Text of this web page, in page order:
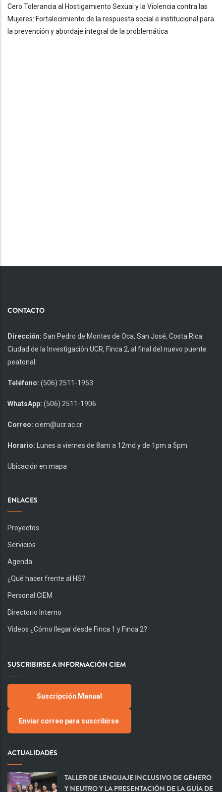
Cero Tolerancia al Hostigamiento Sexual y la Violencia contra las
Mujeres: Fortalecimiento de la respuesta social e institucional para
la prevención y abordaje integral de la problemática
CONTACTO
Dirección: San Pedro de Montes de Oca, San José, Costa Rica.
Ciudad de la Investigación UCR, Finca 2, al final del nuevo puente
peatonal.
Teléfono: (506) 2511-1953
WhatsApp: (506) 2511-1906
Correo: ciem@ucr.ac.cr
Horario: Lunes a viernes de 8am a 12md y de 1pm a 5pm
Ubicación en mapa
ENLACES
Proyectos
Servicios
Agenda
¿Qué hacer frente al HS?
Personal CIEM
Directorio Interno
Videos ¿Cómo llegar desde Finca 1 y Finca 2?
SUSCRIBIRSE A INFORMACIÓN CIEM
Suscripción Manual
Enviar correo para suscribirse
ACTUALIDADES
TALLER DE LENGUAJE INCLUSIVO DE GÉNERO
Y NEUTRO Y LA PRESENTACIÓN DE LA GUÍA DE